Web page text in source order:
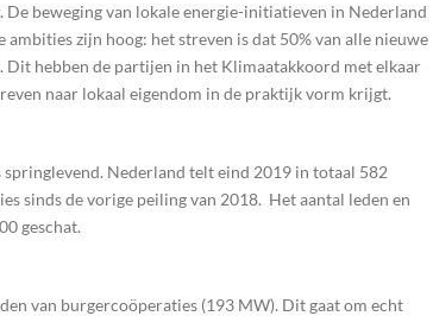
beweging van lokale energie-initiatieven in Nederland
zijn hoog: het streven is dat 50% van alle nieuwe
Dit hebben de partijen in het Klimaatakkoord met elkaar
naar lokaal eigendom in de praktijk vorm krijgt.
Nederland telt eind 2019 in totaal 582
sinds de vorige peiling van 2018. Het aantal leden en
geschat.
van burgercoöperaties (193 MW). Dit gaat om echt